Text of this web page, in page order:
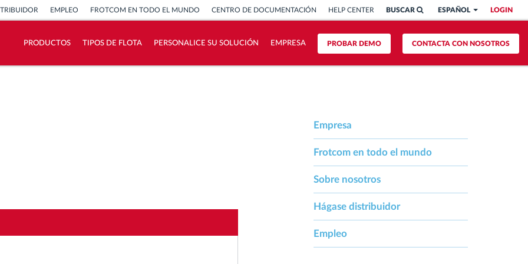
LOGIN
ESPAÑOL
BUSCAR
EMPLEO FROTCOM EN TODO EL MUNDO CENTRO DE DOCUMENTACIÓN HELP CENTER
CONTACTA CON NOSOTROS
PROBAR DEMO
PRODUCTOS TIPOS DE FLOTA PERSONALICE SU SOLUCIÓN EMPRESA
Empresa
Frotcom en todo el mundo
Sobre nosotros
Hágase distribuidor
Empleo